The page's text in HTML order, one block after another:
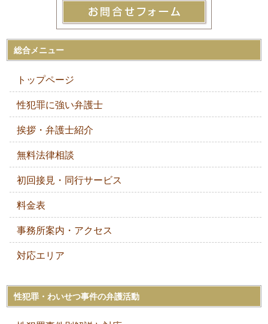
総合メニュー
トップページ
性犯罪に強い弁護士
挨拶・弁護士紹介
無料法律相談
初回接見・同行サービス
料金表
事務所案内・アクセス
対応エリア
性犯罪・わいせつ事件の弁護活動